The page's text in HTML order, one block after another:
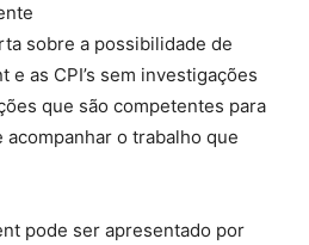
sobre a possibilidade de
e as CPI’s sem investigações
que são competentes para
acompanhar o trabalho que
pode ser apresentado por